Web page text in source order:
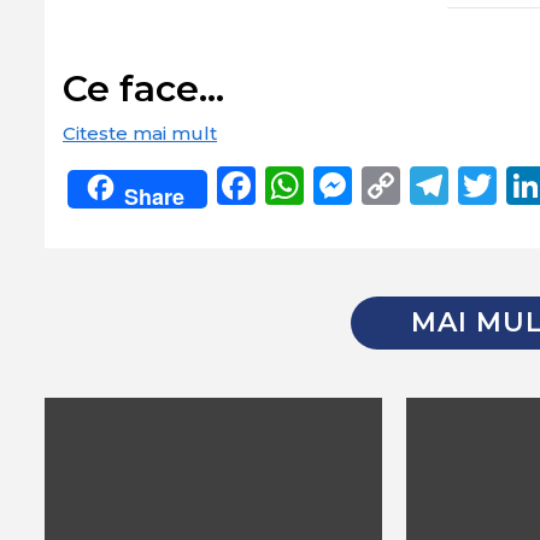
Ce face…
Citeste mai mult
Share Facebook
WhatsApp
Copy
MAI